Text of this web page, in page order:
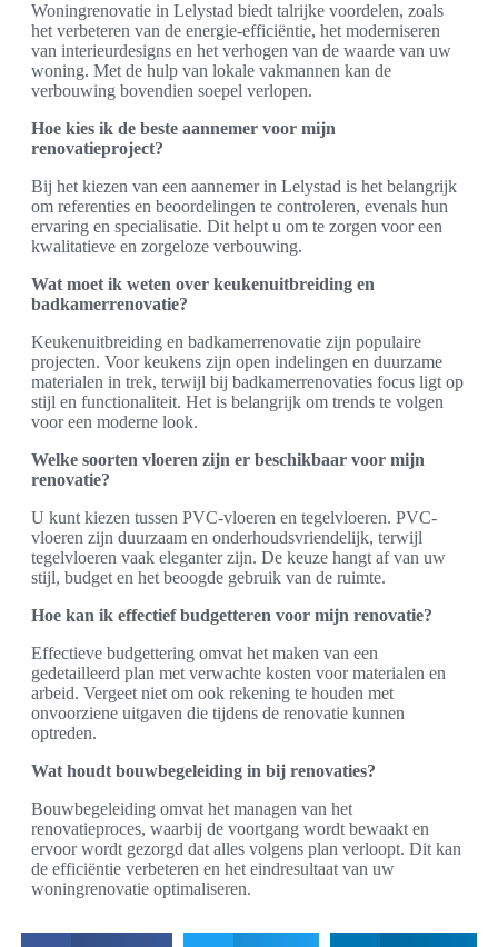
Woningrenovatie in Lelystad biedt talrijke voordelen, zoals
het verbeteren van de energie-efficiëntie, het moderniseren
van interieurdesigns en het verhogen van de waarde van uw
woning. Met de hulp van lokale vakmannen kan de
verbouwing bovendien soepel verlopen.
Hoe kies ik de beste aannemer voor mijn
renovatieproject?
Bij het kiezen van een aannemer in Lelystad is het belangrijk
om referenties en beoordelingen te controleren, evenals hun
ervaring en specialisatie. Dit helpt u om te zorgen voor een
kwalitatieve en zorgeloze verbouwing.
Wat moet ik weten over keukenuitbreiding en
badkamerrenovatie?
Keukenuitbreiding en badkamerrenovatie zijn populaire
projecten. Voor keukens zijn open indelingen en duurzame
materialen in trek, terwijl bij badkamerrenovaties focus ligt op
stijl en functionaliteit. Het is belangrijk om trends te volgen
voor een moderne look.
Welke soorten vloeren zijn er beschikbaar voor mijn
renovatie?
U kunt kiezen tussen PVC-vloeren en tegelvloeren. PVC-
vloeren zijn duurzaam en onderhoudsvriendelijk, terwijl
tegelvloeren vaak eleganter zijn. De keuze hangt af van uw
stijl, budget en het beoogde gebruik van de ruimte.
Hoe kan ik effectief budgetteren voor mijn renovatie?
Effectieve budgettering omvat het maken van een
gedetailleerd plan met verwachte kosten voor materialen en
arbeid. Vergeet niet om ook rekening te houden met
onvoorziene uitgaven die tijdens de renovatie kunnen
optreden.
Wat houdt bouwbegeleiding in bij renovaties?
Bouwbegeleiding omvat het managen van het
renovatieproces, waarbij de voortgang wordt bewaakt en
ervoor wordt gezorgd dat alles volgens plan verloopt. Dit kan
de efficiëntie verbeteren en het eindresultaat van uw
woningrenovatie optimaliseren.